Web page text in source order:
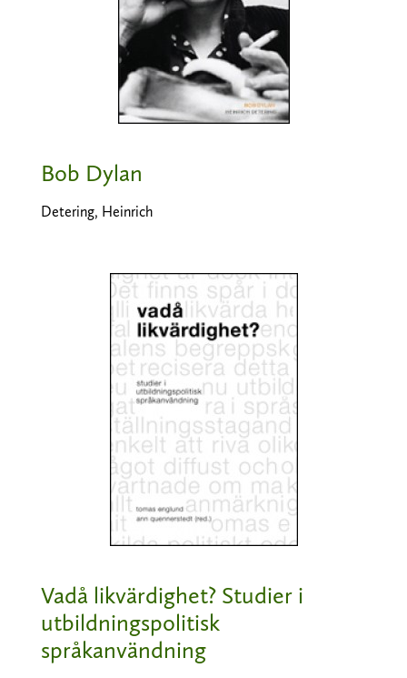
Bob Dylan
Detering, Heinrich
Vadå likvärdighet? Studier i
utbildningspolitisk
språkanvändning